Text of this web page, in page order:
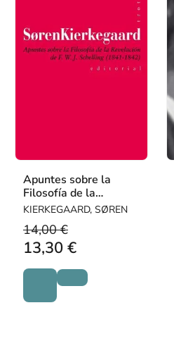
Apuntes sobre la
Filosofía de la
Revelación de F. W. J.
1842)
KIERKEGAARD, SØREN
14,00 €
13,30 €